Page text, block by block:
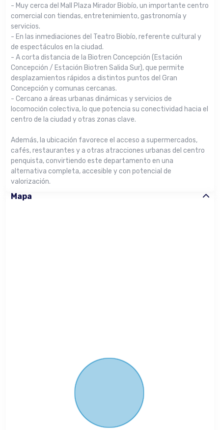
- Muy cerca del Mall Plaza Mirador Biobío, un importante centro
comercial con tiendas, entretenimiento, gastronomía y
servicios.
- En las inmediaciones del Teatro Biobío, referente cultural y
de espectáculos en la ciudad.
- A corta distancia de la Biotren Concepción (Estación
Concepción / Estación Biotren Salida Sur), que permite
desplazamientos rápidos a distintos puntos del Gran
Concepción y comunas cercanas.
- Cercano a áreas urbanas dinámicas y servicios de
locomoción colectiva, lo que potencia su conectividad hacia el
centro de la ciudad y otras zonas clave.
Además, la ubicación favorece el acceso a supermercados,
cafés, restaurantes y a otras atracciones urbanas del centro
penquista, convirtiendo este departamento en una
alternativa completa, accesible y con potencial de
valorización.
Mapa